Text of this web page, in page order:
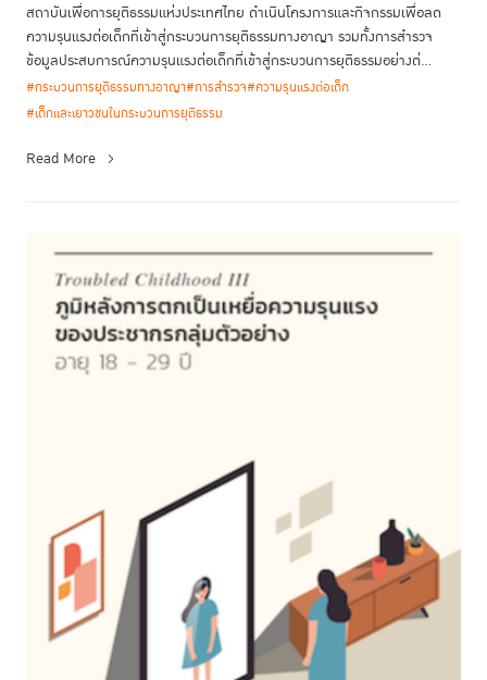
สถาบันเพื่อการยุติธรรมแห่งประเทศไทย ดำเนินโครงการและกิจกรรมเพื่อลด
ความรุนแรงต่อเด็กที่เข้าสู่กระบวนการยุติธรรมทางอาญา รวมทั้งการสำรวจ
ข้อมูลประสบการณ์ความรุนแรงต่อเด็กที่เข้าสู่กระบวนการยุติธรรมอย่างต่...
#กระบวนการยุติธรรมทางอาญา#การสำรวจ#ความรุนแรงต่อเด็ก
#เด็กและเยาวชนในกระบวนการยุติธรรม
Read More